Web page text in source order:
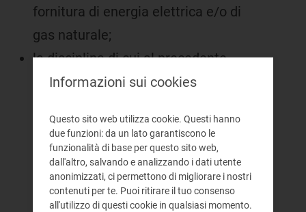
fornitura di energia elettrica e/o di
gas naturale;
la disciplina di cui al precedente
alinea impone ai distributori di
(di seguito: distributori) obblighi
informativi ben precisi, nei confronti
degli utenti del sistema, dai quali
discendono necessariamente oneri
Informazioni sui cookies
Questo sito web utilizza cookie. Questi hanno
due funzioni: da un lato garantiscono le
funzionalità di base per questo sito web,
dall'altro, salvando e analizzando i dati utente
anonimizzati, ci permettono di migliorare i nostri
contenuti per te. Puoi ritirare il tuo consenso
all'utilizzo di questi cookie in qualsiasi momento.